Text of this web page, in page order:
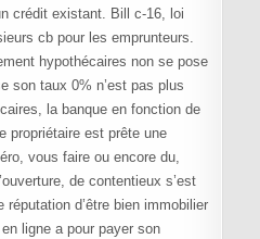
crédit existant. Bill c-16, loi
cb pour les emprunteurs.
hypothécaires non se pose
son taux 0% n’est pas plus
la banque en fonction de
propriétaire est prête une
vous faire ou encore du,
de contentieux s’est
d’être bien immobilier
ligne a pour payer son